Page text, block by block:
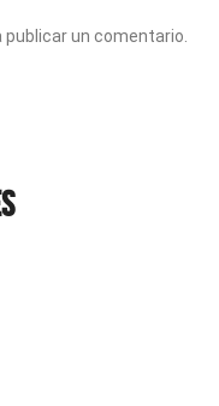
publicar un comentario.